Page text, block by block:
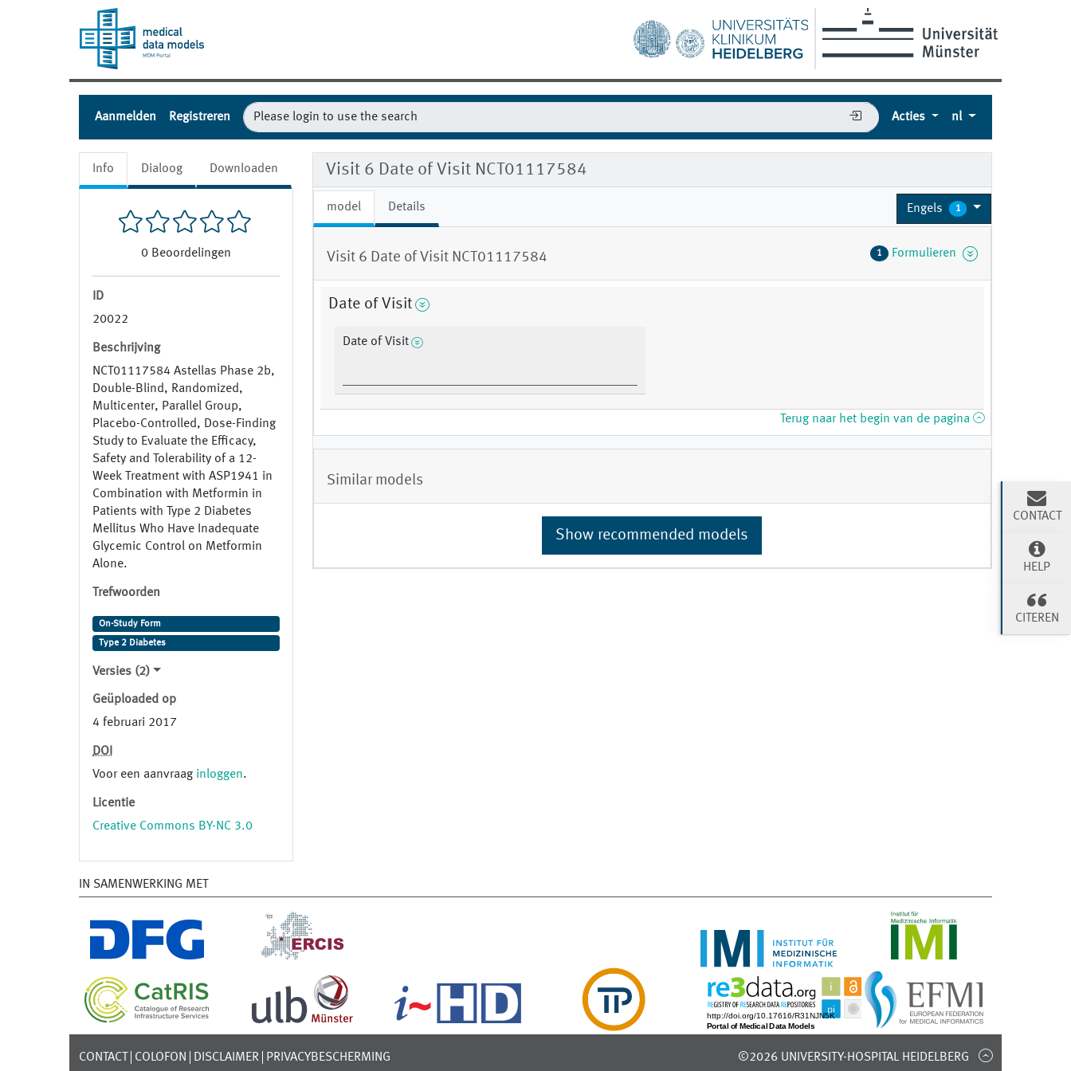
Aanmelden Registreren Acties nl
Info Dialoog Downloaden
0 Beoordelingen
ID
20022
Beschrijving
NCT01117584 Astellas Phase 2b,
Double-Blind, Randomized,
Multicenter, Parallel Group,
Placebo-Controlled, Dose-Finding
Study to Evaluate the Efficacy,
Safety and Tolerability of a 12-
Week Treatment with ASP1941 in
Combination with Metformin in
Patients with Type 2 Diabetes
Mellitus Who Have Inadequate
Glycemic Control on Metformin
Alone.
Trefwoorden
On-Study Form
Type 2 Diabetes
Versies (2)
Geüploaded op
4 februari 2017
DOI
Voor een aanvraag inloggen.
Licentie
Creative Commons BY-NC 3.0
Visit 6 Date of Visit NCT01117584
model Details Engels 1
Visit 6 Date of Visit NCT01117584 1 Formulieren
Date of Visit
Date of Visit
Terug naar het begin van de pagina
Similar models
Show recommended models
IN SAMENWERKING MET
CONTACT COLOFON DISCLAIMER PRIVACYBESCHERMING ©2026 UNIVERSITY-HOSPITAL HEIDELBERG
CONTACT
HELP
CITEREN